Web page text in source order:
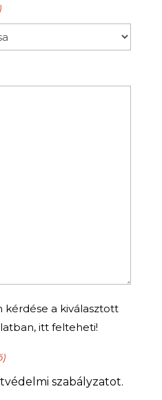
a kiválasztott
itt felteheti!
szabályzatot.